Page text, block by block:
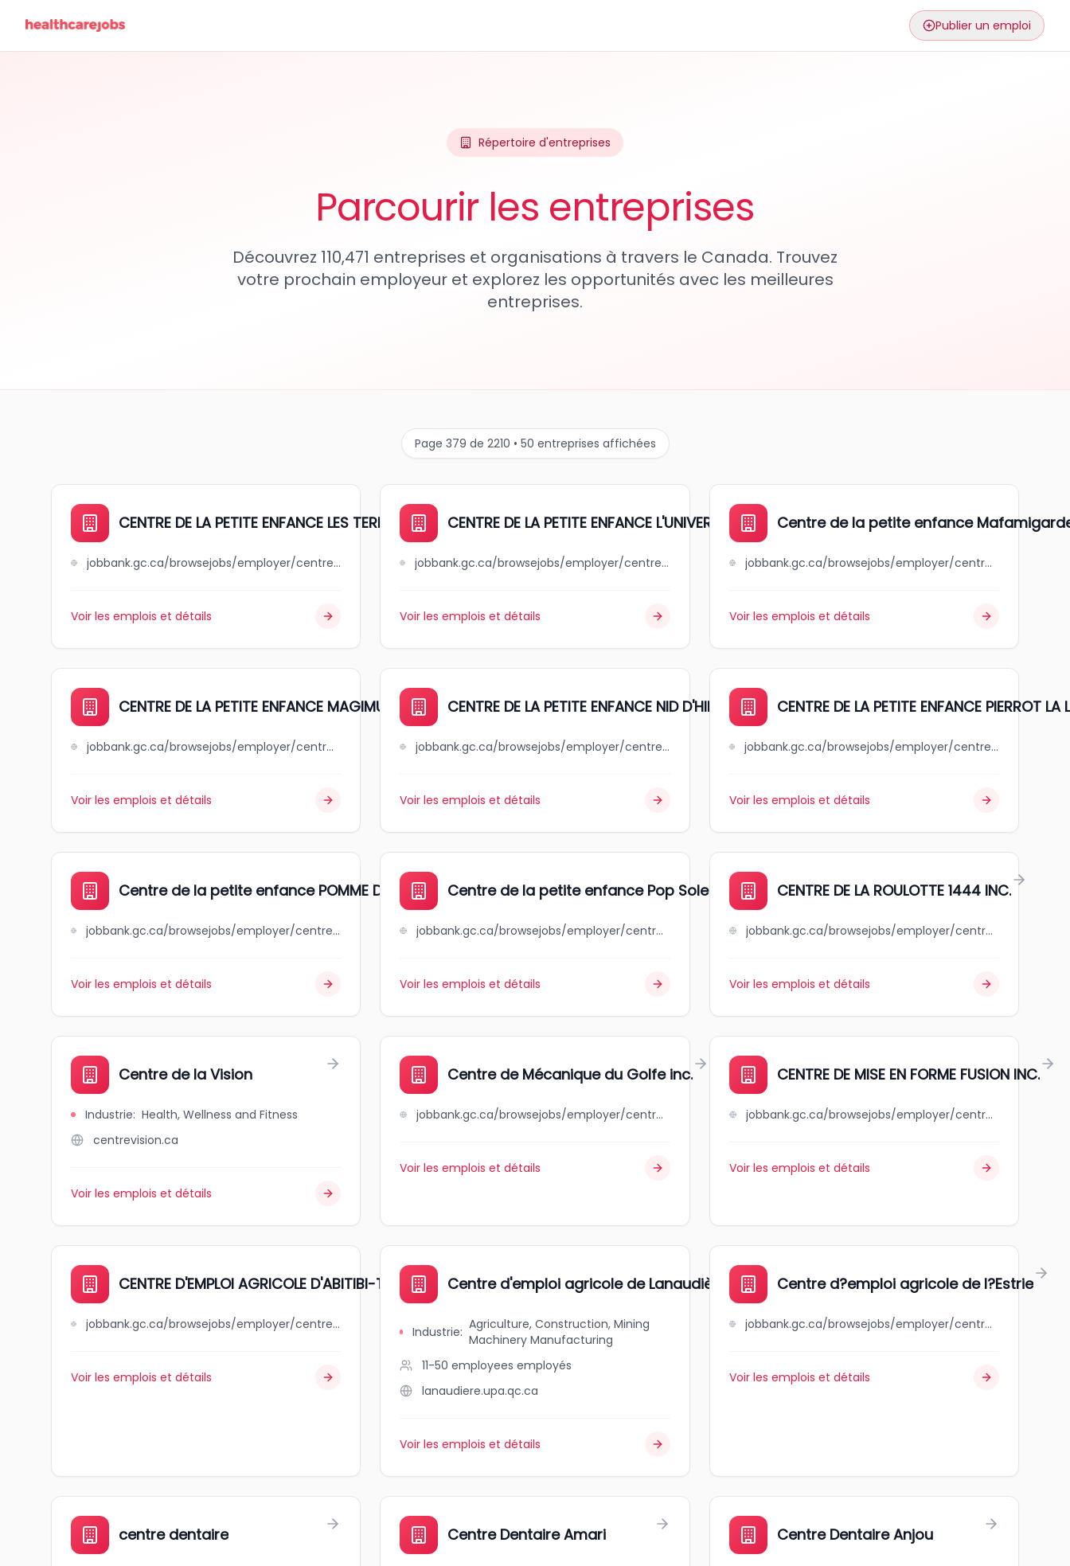
Publier un emploi
Répertoire d'entreprises
Parcourir les entreprises
Découvrez 110,471 entreprises et organisations à travers le Canada. Trouvez
votre prochain employeur et explorez les opportunités avec les meilleures
entreprises.
Page 379 de 2210 • 50 entreprises affichées
CENTRE DE LA PETITE ENFANCE LES TERRASSES
jobbank.gc.ca/browsejobs/employer/centre+de+la+petite+enfance+++les+terrasses/ca
Voir les emplois et détails
CENTRE DE LA PETITE ENFANCE L'UNIVERS DES PETITS INC.
jobbank.gc.ca/browsejobs/employer/centre+de+la+petite+enfance+++l%27univers+des+petits+inc./ca
Voir les emplois et détails
Centre de la petite enfance
jobbank.gc.ca/browsejobs/employer/centre+de+la+petite+enfance+mafamigarde/ca
Voir les emplois et détails
CENTRE DE LA PETITE ENFANCE MAGIMUSE
jobbank.gc.ca/browsejobs/employer/centre+de+la+petite+enfance+++magimuse/ca
Voir les emplois et détails
CENTRE DE LA PETITE ENFANCE NID D'HIRONDELLE
jobbank.gc.ca/browsejobs/employer/centre+de+la+petite+enfance+++nid+d%27hirondelle/ca
Voir les emplois et détails
CENTRE DE LA PETITE ENFANCE PIERROT LA
jobbank.gc.ca/browsejobs/employer/centre+de+la+petite+enfance+++pierrot+la+lune+inc./ca
Voir les emplois et détails
Centre de la petite enfance POMME D'API INC.
jobbank.gc.ca/browsejobs/employer/centre+de+la+petite+enfance+++pomme+d%27api+inc./ca
Voir les emplois et détails
Centre de la petite enfance Pop Soleil
jobbank.gc.ca/browsejobs/employer/centre+de+la+petite+enfance+pop+soleil/ca
Voir les emplois et détails
CENTRE DE LA ROULOTTE 1444 INC.
jobbank.gc.ca/browsejobs/employer/centre+de+la+roulotte+1444+inc./ca
Voir les emplois et détails
Centre de la Vision
Industrie: Health, Wellness and Fitness
centrevision.ca
Voir les emplois et détails
Centre de Mécanique du Golfe inc.
jobbank.gc.ca/browsejobs/employer/centre+de+m%C3%A9canique+du+golfe+inc./ca
Voir les emplois et détails
CENTRE DE MISE EN FORME FUSION INC.
jobbank.gc.ca/browsejobs/employer/centre+de+mise+en+forme+fusion+inc./ca
Voir les emplois et détails
CENTRE D'EMPLOI AGRICOLE D'ABITIBI-TÉMISCAMINGUE
jobbank.gc.ca/browsejobs/employer/centre+d%27emploi+agricole+d%27abitibi-t%C3%A9miscamingue/ca
Voir les emplois et détails
Centre d'emploi agricole de Lanaudière
Industrie: Agriculture, Construction, Mining
Machinery Manufacturing
11-50 employees employés
lanaudiere.upa.qc.ca
Voir les emplois et détails
Centre d?emploi agricole de l?Estrie
jobbank.gc.ca/browsejobs/employer/centre+d%3Femploi+agricole+de+l%3Festrie/ca
Voir les emplois et détails
centre dentaire Centre Dentaire Amari Centre Dentaire Anjou